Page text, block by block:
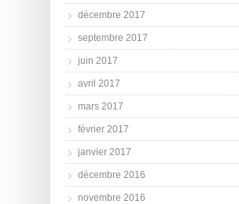
décembre 2017
septembre 2017
juin 2017
avril 2017
mars 2017
février 2017
janvier 2017
décembre 2016
novembre 2016